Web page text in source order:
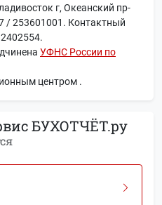
г, Океанский пр-
/ 253601001. Контактный
УФНС России по
центром .
БУХОТЧЁТ.ру